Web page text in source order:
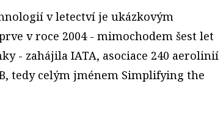
v letectví je ukázkovým
v roce 2004 - mimochodem šest let
- zahájila IATA, asociace 240 aerolinií
tedy celým jménem Simplifying the